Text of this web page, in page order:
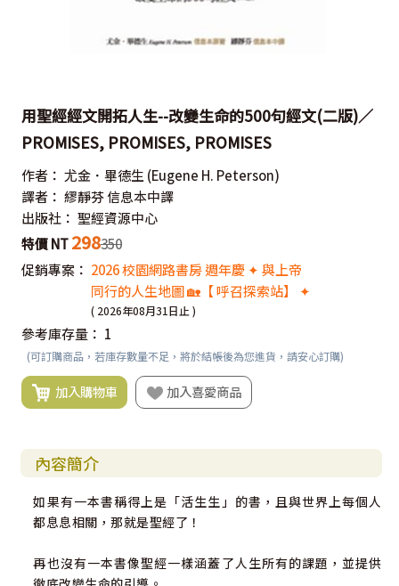
用聖經經文開拓人生--改變生命的500句經文(二版)／
PROMISES, PROMISES, PROMISES
作者： 尤金．畢德生 (Eugene H. Peterson)
譯者： 繆靜芬 信息本中譯
出版社： 聖經資源中心
特價 NT 298350
促銷專案： 2026 校園網路書房 週年慶 ✦ 與上帝
同行的人生地圖 🏡【 呼召探索站】 ✦
( 2026年08月31日止 )
參考庫存量： 1
(可訂購商品，若庫存數量不足，將於結帳後為您進貨，請安心訂購)
加入購物車 加入喜愛商品
內容簡介
如果有一本書稱得上是「活生生」的書，且與世界上每個人
都息息相關，那就是聖經了！
再也沒有一本書像聖經一樣涵蓋了人生所有的課題，並提供